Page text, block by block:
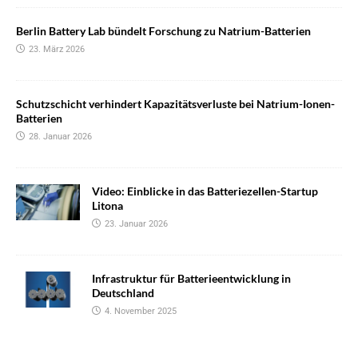
Berlin Battery Lab bündelt Forschung zu Natrium-Batterien
23. März 2026
Schutzschicht verhindert Kapazitätsverluste bei Natrium-Ionen-
Batterien
28. Januar 2026
Video: Einblicke in das Batteriezellen-Startup
Litona
23. Januar 2026
Infrastruktur für Batterieentwicklung in
Deutschland
4. November 2025